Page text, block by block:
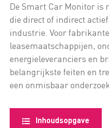
De Smart Car Monitor is
die direct of indirect
industrie. Voor
leasemaatschappijen,
energieleveranciers en
belangrijkste feiten en
een onmisbaar
Inhoudsopgave